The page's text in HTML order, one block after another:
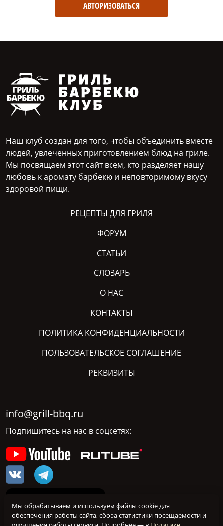
АВТОРИЗОВАТЬСЯ
Наш клуб создан для того, чтобы объединить вместе
людей, увлеченных приготовлением блюд на гриле.
Мы посвящаем этот сайт всем, кто разделяет нашу
любовь к аромату барбекю и неповторимому вкусу
здоровой пищи.
РЕЦЕПТЫ ДЛЯ ГРИЛЯ
ФОРУМ
СТАТЬИ
СЛОВАРЬ
О НАС
КОНТАКТЫ
ПОЛИТИКА КОНФИДЕНЦИАЛЬНОСТИ
ПОЛЬЗОВАТЕЛЬСКОЕ СОГЛАШЕНИЕ
РЕКВИЗИТЫ
info@grill-bbq.ru
Подпишитесь на нас в соцсетях:
Мы обрабатываем и используем файлы cookie для
обеспечения работы сайта, сбора статистики посещаемости и